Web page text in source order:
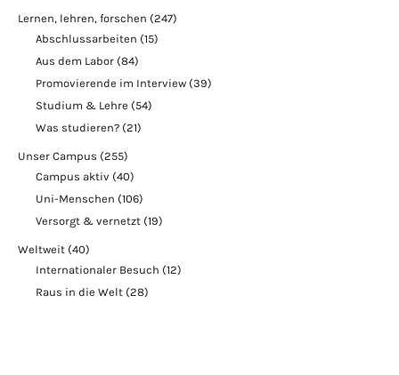
Lernen, lehren, forschen (247)
Abschlussarbeiten (15)
Aus dem Labor (84)
Promovierende im Interview (39)
Studium & Lehre (54)
Was studieren? (21)
Unser Campus (255)
Campus aktiv (40)
Uni-Menschen (106)
Versorgt & vernetzt (19)
Weltweit (40)
Internationaler Besuch (12)
Raus in die Welt (28)